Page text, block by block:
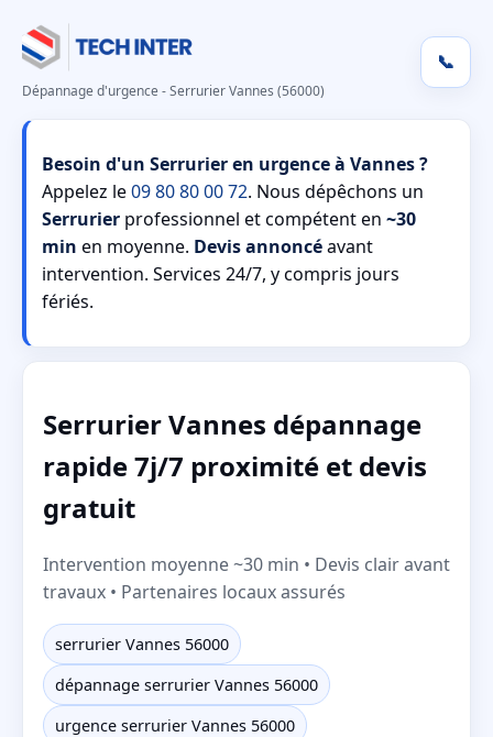
Dépannage d'urgence - Serrurier Vannes (56000)
📞
Besoin d'un Serrurier en urgence à Vannes ?
Appelez le09 80 80 00 72. Nous dépêchons un
Serrurier professionnel et compétent en ~30
min en moyenne. Devis annoncéavant
intervention. Services 24/7, y compris jours
fériés.
Serrurier Vannes dépannage
rapide 7j/7 proximité et devis
gratuit
Intervention moyenne ~30 min • Devis clair avant
travaux • Partenaires locaux assurés
serrurier Vannes 56000
dépannage serrurier Vannes 56000
urgence serrurier Vannes 56000